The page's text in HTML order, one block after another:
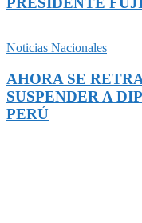
Noticias Nacionales
AHORA SE
SUSPENDER A
PERÚ